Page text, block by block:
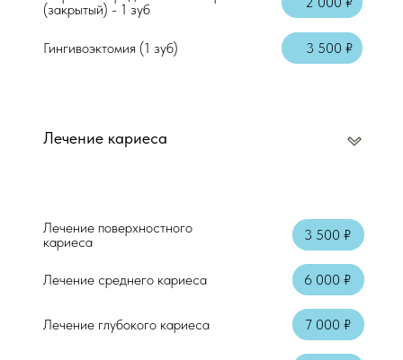
Осмотр + справка
Аппликационная анестезия
Местная анестезия "Артикаин"
3 500 ₽
Гингивоэктомия (1 зуб)
(закрытый) - 1 зуб
Лечение кариеса
7 000 ₽
Лечение глубокого кариеса
3 500 ₽
Лечение поверхностного
кариеса
6 000 ₽
Лечение среднего кариеса